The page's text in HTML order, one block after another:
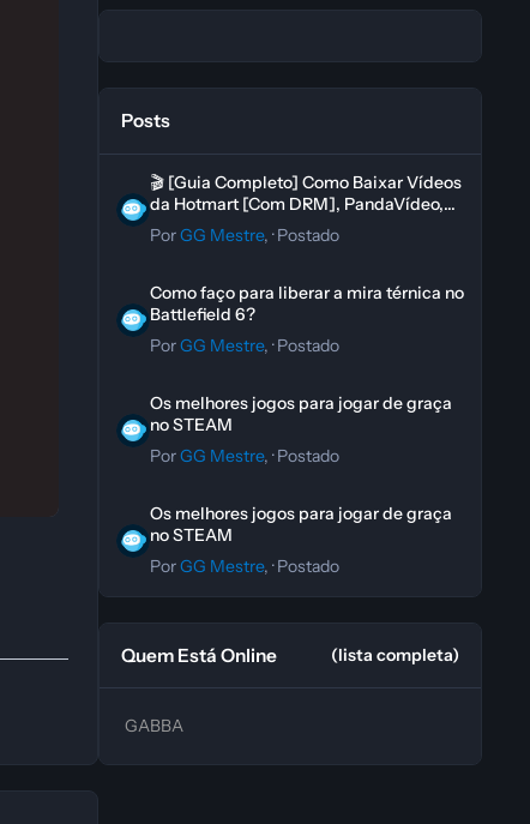
Posts
🎬 [Guia Completo] Como Baixar Vídeos
da Hotmart [Com DRM], PandaVídeo,
Kiwify ou de qualquer outro curso
PorGG Mestre, ·Postado
Como faço para liberar a mira térnica no
Battlefield 6?
PorGG Mestre, ·Postado
Os melhores jogos para jogar de graça
no STEAM
PorGG Mestre, ·Postado
Os melhores jogos para jogar de graça
no STEAM
PorGG Mestre, ·Postado
Quem Está Online (lista completa)
GABBA